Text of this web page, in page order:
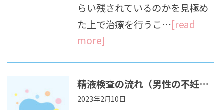
らい残されているのかを見極め
た上で治療を行うこ…[read
more]
精液検査の流れ（男性の不妊症検査）
2023年2月10日